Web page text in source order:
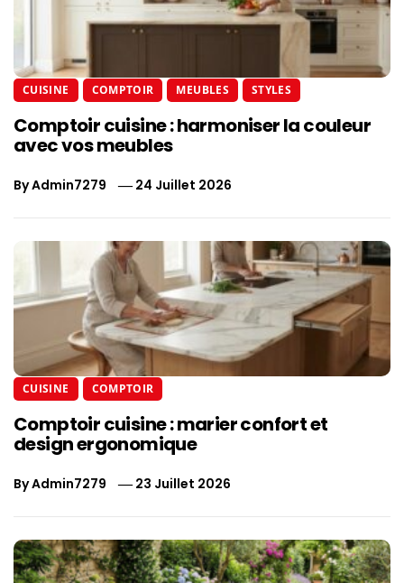
CUISINE COMPTOIR MEUBLES STYLES
Comptoir cuisine : harmoniser la couleur
avec vos meubles
ByAdmin7279 24 Juillet 2026
CUISINE COMPTOIR
Comptoir cuisine : marier confort et
design ergonomique
ByAdmin7279 23 Juillet 2026